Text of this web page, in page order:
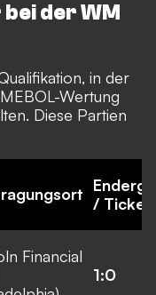
der WM
in der
Wertung
Diese Partien
/
Financial
1:0